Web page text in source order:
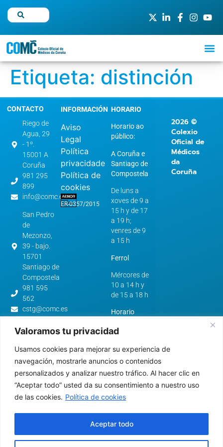
Valoramos tu privacidad
Usamos cookies para mejorar su experiencia de
navegación, mostrarle anuncios o contenidos
personalizados y analizar nuestro tráfico. Al hacer clic en
“Aceptar todo” usted da su consentimiento a nuestro uso
de las cookies. Política de cookies
Aceptar todo
Etiqueta: distinción
CONTACTO
Riego de
Agua, 29
- 1º.
15001 A
Coruña
981 295
899
info@comc.es
San Pedro
de
Mezonzo,
39 - bajo.
15701
Santiago de
Compostela
981 595
562
cstg@comc.es
Avenida
de
Esteiro,
61.
15403 -
981 322
640
INFORMACIÓN
Aviso
Legal
Política
privacidade
Política de
cookies
ER-0357/2015
HORARIO
Horario ao
público:
A Coruña e
Santiago de
Compostela
De luns a
xoves de 9 a
15 h y de 17
a 19 h;
venres de 9
a 15 h
Ferrol
Mércores de
10 a 14 h y
de 15 a 18 h
Horario
Santiago de
Compostela
De luns a
venres de 9
a 15 h
Ferrol
10 a 14 h
2026 ©
Colexio
Oficial de
Médicos
da
Coruña